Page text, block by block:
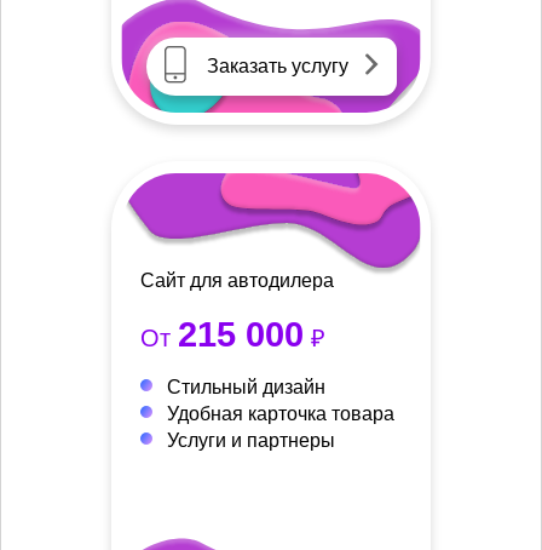
Заказать услугу
Сайт для автодилера
От 215 000 ₽
Стильный дизайн
Удобная карточка товара
Услуги и партнеры